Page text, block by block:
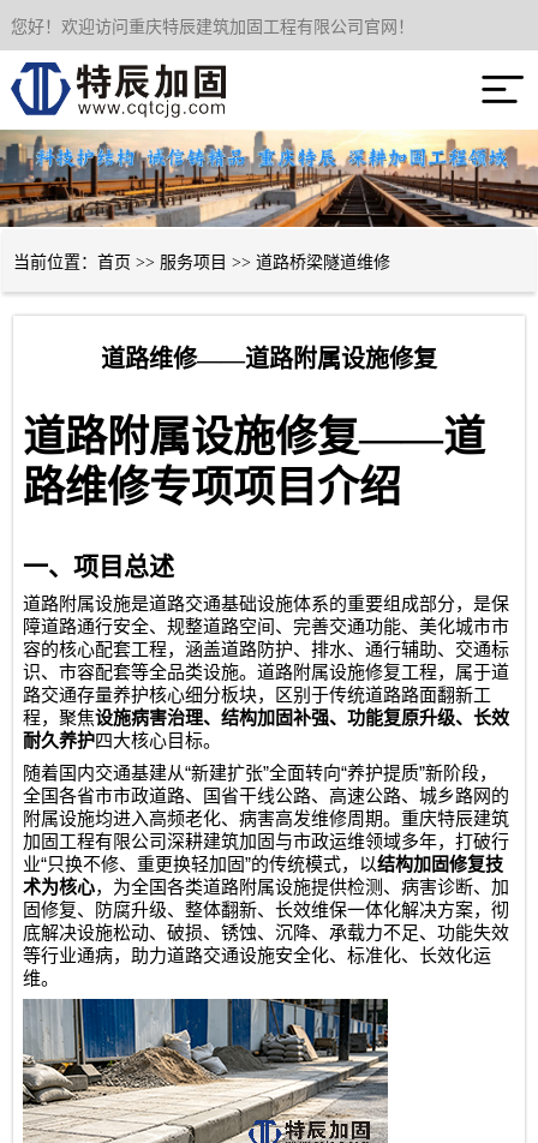
您好！欢迎访问重庆特辰建筑加固工程有限公司官网！

网站首页
服务项目
联系我们
当前位置： 首页 >> 服务项目 >> 道路桥梁隧道维修
道路维修——道路附属设施修复
道路附属设施修复——道
路维修专项项目介绍
一、项目总述
道路附属设施是道路交通基础设施体系的重要组成部分，是保
障道路通行安全、规整道路空间、完善交通功能、美化城市市
容的核心配套工程，涵盖道路防护、排水、通行辅助、交通标
识、市容配套等全品类设施。道路附属设施修复工程，属于道
路交通存量养护核心细分板块，区别于传统道路路面翻新工
程，聚焦设施病害治理、结构加固补强、功能复原升级、长效
耐久养护四大核心目标。
随着国内交通基建从“新建扩张”全面转向“养护提质”新阶段，
全国各省市市政道路、国省干线公路、高速公路、城乡路网的
附属设施均进入高频老化、病害高发维修周期。重庆特辰建筑
加固工程有限公司深耕建筑加固与市政运维领域多年，打破行
业“只换不修、重更换轻加固”的传统模式，以结构加固修复技
术为核心，为全国各类道路附属设施提供检测、病害诊断、加
固修复、防腐升级、整体翻新、长效维保一体化解决方案，彻
底解决设施松动、破损、锈蚀、沉降、承载力不足、功能失效
等行业通病，助力道路交通设施安全化、标准化、长效化运
维。